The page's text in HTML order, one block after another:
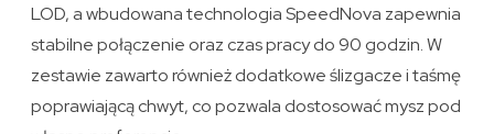
LOD, a wbudowana technologia SpeedNova zapewnia
stabilne połączenie oraz czas pracy do 90 godzin. W
zestawie zawarto również dodatkowe ślizgacze i taśmę
poprawiającą chwyt, co pozwala dostosować mysz pod